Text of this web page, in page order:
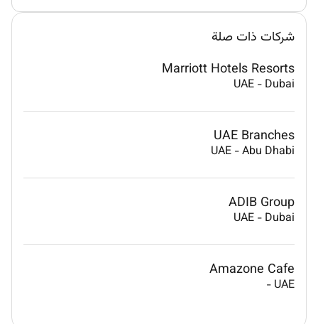
شركات ذات صلة
Marriott Hotels Resorts
UAE - Dubai
UAE Branches
UAE -Abu Dhabi
ADIB Group
UAE - Dubai
Amazone Cafe
UAE
-